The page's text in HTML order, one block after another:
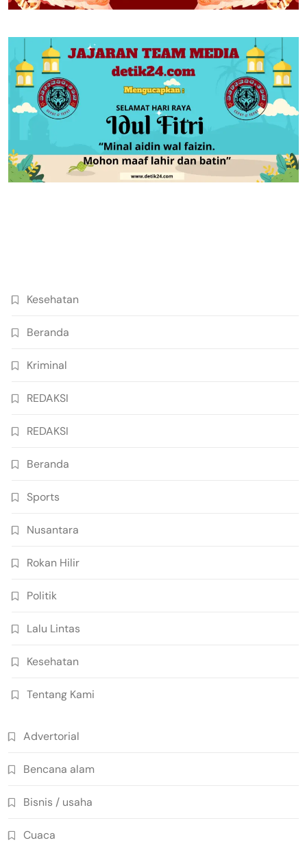
Kesehatan
Beranda
Kriminal
REDAKSI
REDAKSI
Beranda
Sports
Nusantara
Rokan Hilir
Politik
Lalu Lintas
Kesehatan
Tentang Kami
Advertorial
Bencana alam
Bisnis / usaha
Cuaca